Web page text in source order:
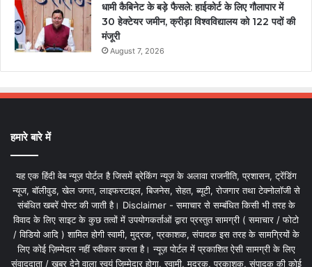
धामी कैबिनेट के बड़े फैसले: हाईकोर्ट के लिए गौलापार में
30 हेक्टेयर जमीन, क्रीड़ा विश्वविद्यालय को 122 पदों की
मंजूरी
August 7, 2026
हमारे बारे में
यह एक हिंदी वेब न्यूज़ पोर्टल है जिसमें ब्रेकिंग न्यूज़ के अलावा राजनीति, प्रशासन, ट्रेंडिंग
न्यूज, बॉलीवुड, खेल जगत, लाइफस्टाइल, बिजनेस, सेहत, ब्यूटी, रोजगार तथा टेक्नोलॉजी से
संबंधित खबरें पोस्ट की जाती है। Disclaimer - समाचार से सम्बंधित किसी भी तरह के
विवाद के लिए साइट के कुछ तत्वों में उपयोगकर्ताओं द्वारा प्रस्तुत सामग्री ( समाचार / फोटो
/ विडियो आदि ) शामिल होगी स्वामी, मुद्रक, प्रकाशक, संपादक इस तरह के सामग्रियों के
लिए कोई ज़िम्मेदार नहीं स्वीकार करता है। न्यूज़ पोर्टल में प्रकाशित ऐसी सामग्री के लिए
संवाददाता / खबर देने वाला स्वयं जिम्मेदार होगा, स्वामी, मुद्रक, प्रकाशक, संपादक की कोई